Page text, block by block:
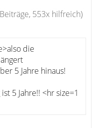
553x hilfreich)
die
5 Jahre hinaus!
5 Jahre!! <hr size=1